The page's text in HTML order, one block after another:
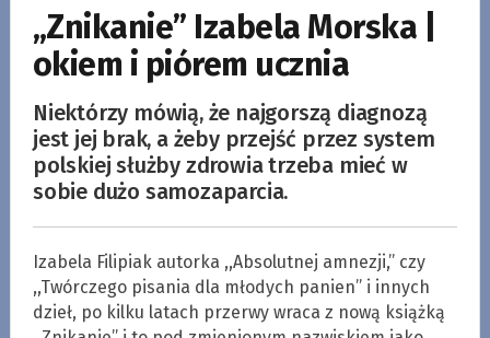
„Znikanie” Izabela Morska |
okiem i piórem ucznia
Niektórzy mówią, że najgorszą diagnozą
jest jej brak, a żeby przejść przez system
polskiej służby zdrowia trzeba mieć w
sobie dużo samozaparcia.
Izabela Filipiak autorka ,,Absolutnej amnezji,’’ czy
,,Twórczego pisania dla młodych panien’’ i innych
dzieł, po kilku latach przerwy wraca z nową książką